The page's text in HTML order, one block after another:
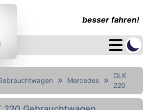
besser fahren!
Mercedes
GLK
220